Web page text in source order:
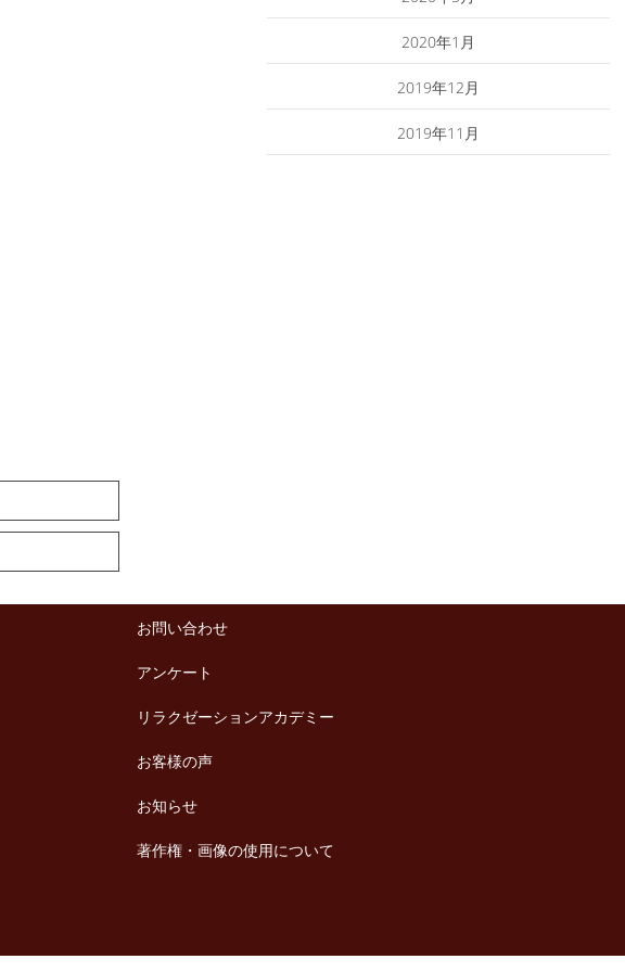
2020年1月
2019年12月
2019年11月
お問い合わせ
アンケート
リラクゼーションアカデミー
お客様の声
お知らせ
著作権・画像の使用について